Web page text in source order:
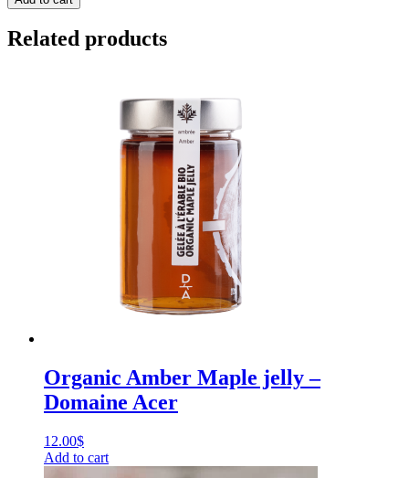
quantity
Related products
Organic Amber Maple jelly –
Domaine Acer
12.00$
Add to cart